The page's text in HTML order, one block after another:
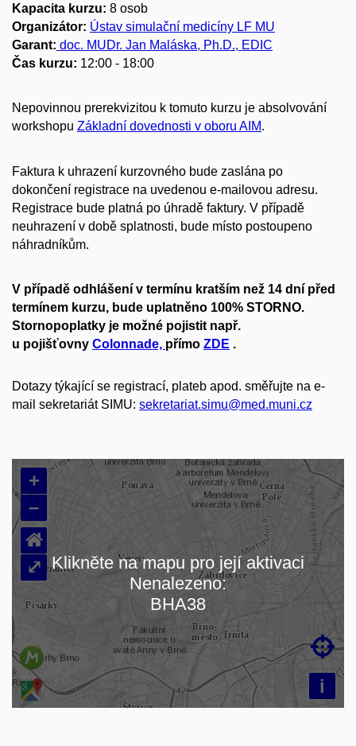
Kapacita kurzu: 8 osob
Organizátor: Ústav simulační medicíny LF MU
Garant: doc. MUDr. Jan Maláska, Ph.D., EDIC
Čas kurzu: 12:00 - 18:00
Nepovinnou prerekvizitou k tomuto kurzu je absolvování
workshopu Základní dovednosti v oboru AIM.
Faktura k uhrazení kurzovného bude zaslána po
dokončení registrace na uvedenou e-mailovou adresu.
Registrace bude platná po úhradě faktury. V případě
neuhrazení v době splatnosti, bude místo postoupeno
náhradníkům.
V případě odhlášení v termínu kratším než 14 dní před
termínem kurzu, bude uplatněno 100% STORNO.
Stornopoplatky je možné pojistit např.
u pojišťovny Colonnade, přímo ZDE .
Dotazy týkající se registrací, plateb apod. směřujte na e-
mail sekretariát SIMU: sekretariat.simu@med.muni.cz
Načítám mapu…
+
–
i

⌂
⤢ Klikněte na mapu pro její aktivaci
Nenalezeno:
BHA38